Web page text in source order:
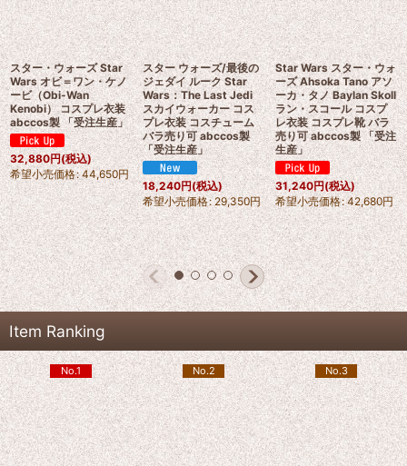
スター・ウォーズ Star
Wars オビ＝ワン・ケノ
ービ（Obi-Wan
Kenobi） コスプレ衣装
abccos製 「受注生産」
32,880円(税込)
希望小売価格: 44,650円
スター ウォーズ/最後の
ジェダイ ルーク Star
Wars：The Last Jedi
スカイウォーカー コス
プレ衣装 コスチューム
バラ売り可 abccos製
「受注生産」
18,240円(税込)
希望小売価格: 29,350円
Star Wars スター・ウォ
ーズ Ahsoka Tano アソ
ーカ・タノ Baylan Skoll
ラン・スコール コスプ
レ衣装 コスプレ靴 バラ
売り可 abccos製 「受注
生産」
31,240円(税込)
希望小売価格: 42,680円
Item Ranking
No.1 No.2 No.3